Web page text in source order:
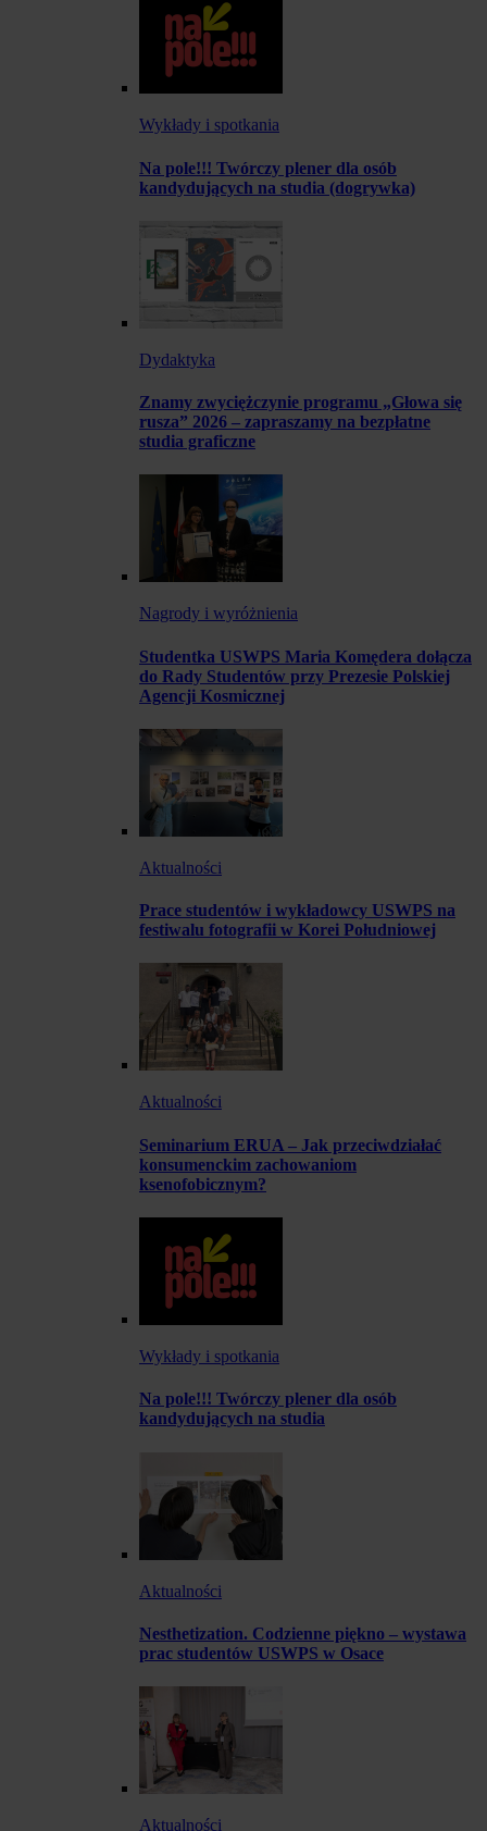
Wykłady i spotkania
Na pole!!! Twórczy plener dla osób
kandydujących na studia (dogrywka)
Dydaktyka
Znamy zwyciężczynie programu „Głowa się
rusza” 2026 – zapraszamy na bezpłatne
studia graficzne
Nagrody i wyróżnienia
Studentka USWPS Maria Komędera dołącza
do Rady Studentów przy Prezesie Polskiej
Agencji Kosmicznej
Aktualności
Prace studentów i wykładowcy USWPS na
festiwalu fotografii w Korei Południowej
Aktualności
Seminarium ERUA – Jak przeciwdziałać
konsumenckim zachowaniom
ksenofobicznym?
Wykłady i spotkania
Na pole!!! Twórczy plener dla osób
kandydujących na studia
Aktualności
Nesthetization. Codzienne piękno – wystawa
prac studentów USWPS w Osace
Aktualności